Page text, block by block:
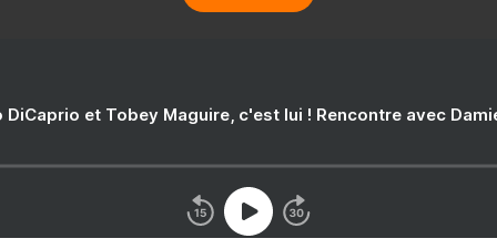
DiCaprio et Tobey Maguire, c'est lui ! Rencontre avec